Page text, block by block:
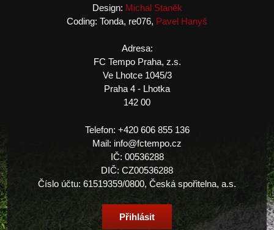
Design: Michal Staněk
Coding: Tonda, re076, Pavel Hanyš
Adresa:
FC Tempo Praha, z.s.
Ve Lhotce 1045/3
Praha 4 - Lhotka
142 00
Telefon: +420 606 855 136
Mail: info@fctempo.cz
IČ: 00536288
DIČ: CZ00536288
Číslo účtu: 61519359/0800, Česká spořitelna, a.s.
Přihlásit